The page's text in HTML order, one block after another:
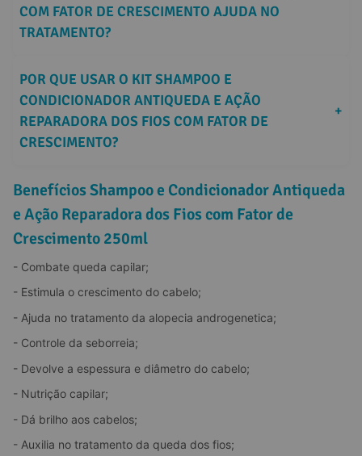
COM FATOR DE CRESCIMENTO AJUDA NO
TRATAMENTO?
POR QUE USAR O KIT SHAMPOO E
CONDICIONADOR ANTIQUEDA E AÇÃO
REPARADORA DOS FIOS COM FATOR DE
CRESCIMENTO?
+
Benefícios Shampoo e Condicionador Antiqueda
e Ação Reparadora dos Fios com Fator de
Crescimento 250ml
- Combate queda capilar;
- Estimula o crescimento do cabelo;
- Ajuda no tratamento da alopecia androgenetica;
- Controle da seborreia;
- Devolve a espessura e diâmetro do cabelo;
- Nutrição capilar;
- Dá brilho aos cabelos;
- Auxilia no tratamento da queda dos fios;